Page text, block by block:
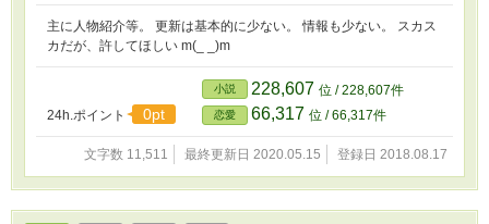
主に人物紹介等。 更新は基本的に少ない。 情報も少ない。 スカス
カだが、許してほしい m(_ _)m
24h.ポイント 0pt
小説 228,607 位 / 228,607件
恋愛 66,317 位 / 66,317件
文字数 11,511 最終更新日 2020.05.15 登録日 2018.08.17